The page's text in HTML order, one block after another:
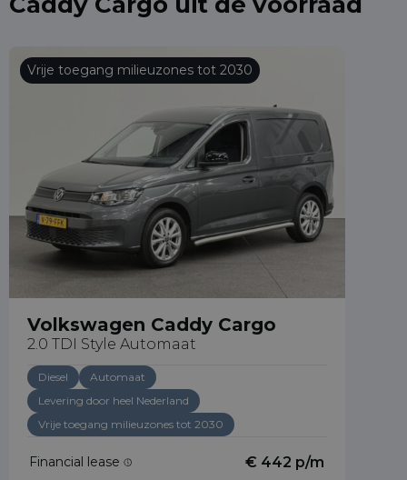
Vrije toegang milieuzones tot 2030
Volkswagen Caddy Cargo
2.0 TDI Style Automaat
Diesel
Automaat
Levering door heel Nederland
Vrije toegang milieuzones tot 2030
Financial lease € 442 p/m